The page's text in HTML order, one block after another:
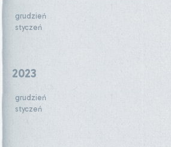
grudzień
styczeń
2023
grudzień
styczeń